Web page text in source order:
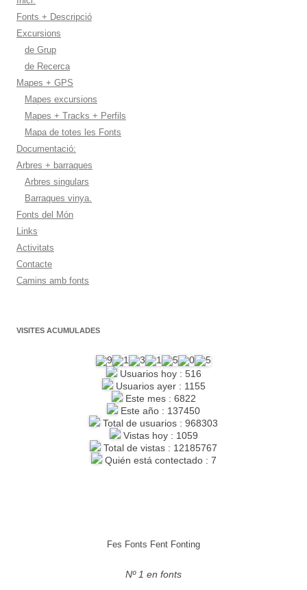
Fonts + Descripció
Excursions
de Grup
de Recerca
Mapes + GPS
Mapes excursions
Mapes + Tracks + Perfils
Mapa de totes les Fonts
Documentació:
Arbres + barraques
Arbres singulars
Barraques vinya.
Fonts del Món
Links
Activitats
Contacte
Camins amb fonts
VISITES ACUMULADES
Usuarios hoy : 516
Usuarios ayer : 1155
Este mes : 6822
Este año : 137450
Total de usuarios : 968303
Vistas hoy : 1059
Total de vistas : 12185767
Quién está contectado : 7
Fes Fonts Fent Fonting
Nº 1 en fonts